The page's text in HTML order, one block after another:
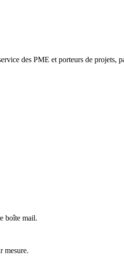
des PME et porteurs de projets,
boîte mail.
mesure.